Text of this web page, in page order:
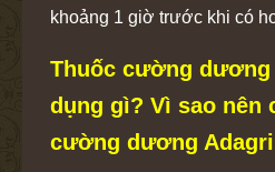
khoảng 1 giờ trước khi có
Thuốc cường dương
dụng gì? Vì sao nên
cường dương